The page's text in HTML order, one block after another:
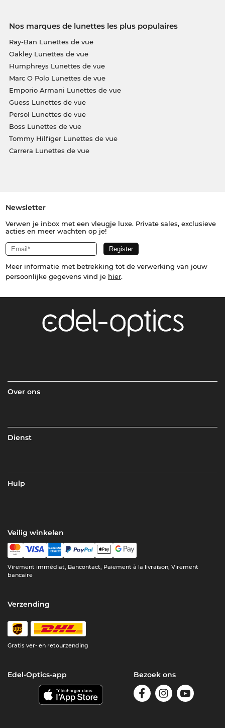
Nos marques de lunettes les plus populaires
Ray-Ban Lunettes de vue
Oakley Lunettes de vue
Humphreys Lunettes de vue
Marc O Polo Lunettes de vue
Emporio Armani Lunettes de vue
Guess Lunettes de vue
Persol Lunettes de vue
Boss Lunettes de vue
Tommy Hilfiger Lunettes de vue
Carrera Lunettes de vue
Newsletter
Verwen je inbox met een vleugje luxe. Private sales, exclusieve
acties en meer wachten op je!
Meer informatie met betrekking tot de verwerking van jouw
persoonlijke gegevens vind je hier.
Over ons
Dienst
Hulp
Veilig winkelen
Virement immédiat, Bancontact, Paiement à la livraison, Virement
bancaire
Verzending
Gratis ver- en retourzending
Edel-Optics-app Bezoek ons